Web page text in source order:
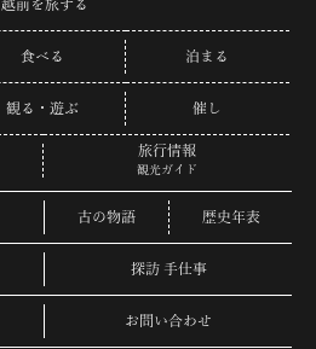
越前を旅する
食べる 泊まる
観る・遊ぶ 催し
旅行情報
観光ガイド
古の物語 歴史年表
探訪 手仕事
お問い合わせ